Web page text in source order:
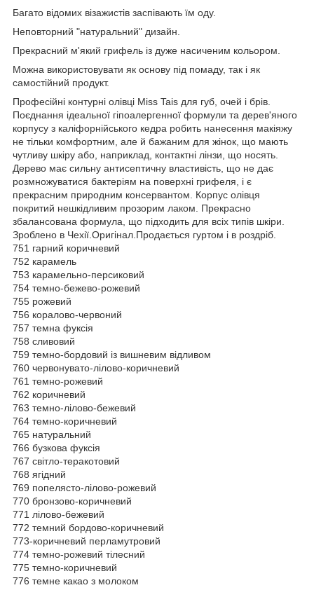
Багато відомих візажистів заспівають їм оду.
Неповторний "натуральний" дизайн.
Прекрасний м'який грифель із дуже насиченим кольором.
Можна використовувати як основу під помаду, так і як
самостійний продукт.
Професійні контурні олівці Miss Tais для губ, очей і брів.
Поєднання ідеальної гіпоалергенної формули та дерев'яного
корпусу з каліфорнійського кедра робить нанесення макіяжу
не тільки комфортним, але й бажаним для жінок, що мають
чутливу шкіру або, наприклад, контактні лінзи, що носять.
Дерево має сильну антисептичну властивість, що не дає
розмножуватися бактеріям на поверхні грифеля, і є
прекрасним природним консервантом. Корпус олівця
покритий нешкідливим прозорим лаком. Прекрасно
збалансована формула, що підходить для всіх типів шкіри.
Зроблено в Чехії.Оригінал.Продається гуртом і в роздріб.
751 гарний коричневий
752 карамель
753 карамельно-персиковий
754 темно-бежево-рожевий
755 рожевий
756 коралово-червоний
757 темна фуксія
758 сливовий
759 темно-бордовий із вишневим відливом
760 червонувато-лілово-коричневий
761 темно-рожевий
762 коричневий
763 темно-лілово-бежевий
764 темно-коричневий
765 натуральний
766 бузкова фуксія
767 світло-теракотовий
768 ягідний
769 попелясто-лілово-рожевий
770 бронзово-коричневий
771 лілово-бежевий
772 темний бордово-коричневий
773-коричневий перламутровий
774 темно-рожевий тілесний
775 темно-коричневий
776 темне какао з молоком